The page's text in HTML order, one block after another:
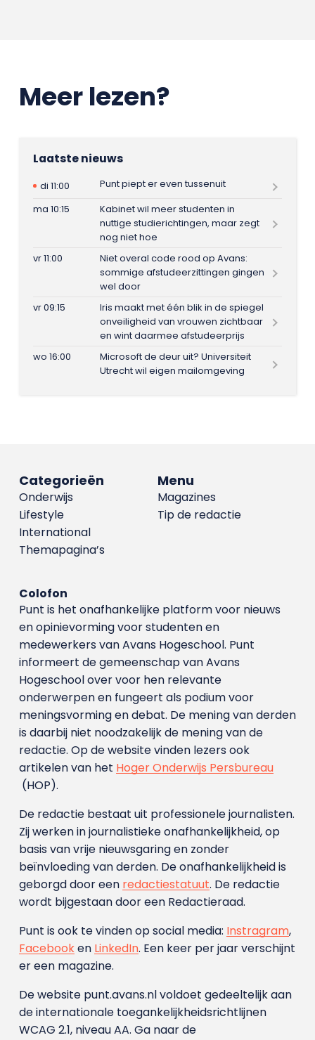
Meer lezen?
Laatste nieuws
di 11:00
Punt piept er even tussenuit
ma 10:15
Kabinet wil meer studenten in
nuttige studierichtingen, maar zegt
nog niet hoe
vr 11:00
Niet overal code rood op Avans:
sommige afstudeerzittingen gingen
wel door
vr 09:15
Iris maakt met één blik in de spiegel
onveiligheid van vrouwen zichtbaar
en wint daarmee afstudeerprijs
wo 16:00
Microsoft de deur uit? Universiteit
Utrecht wil eigen mailomgeving
Menu
Magazines
Tip de redactie
Categorieën
Onderwijs
Lifestyle
International
Themapagina’s
Colofon
Punt is het onafhankelijke platform voor nieuws
en opinievorming voor studenten en
medewerkers van Avans Hoge­school. Punt
informeert de gemeenschap van Avans
Hogeschool over voor hen relevante
onderwerpen en fungeert als podium voor
meningsvorming en debat. De mening van derden
is daarbij niet noodzakelijk de mening van de
redactie. Op de website vinden lezers ook
artikelen van het Hoger Onderwijs Persbureau
(HOP).
De redactie bestaat uit professionele journalisten.
Zij werken in journalistieke onafhankelijkheid, op
basis van vrije nieuwsgaring en zonder
beïnvloeding van derden. De onafhankelijkheid is
geborgd door een redactiestatuut. De redactie
wordt bijgestaan door een Redactieraad.
Punt is ook te vinden op social media: Instragram,
Facebooken LinkedIn. Een keer per jaar verschijnt
er een magazine.
De website punt.avans.nl voldoet gedeeltelijk aan
de internationale toegankelijkheidsrichtlijnen
WCAG 2.1, niveau AA. Ga naar de